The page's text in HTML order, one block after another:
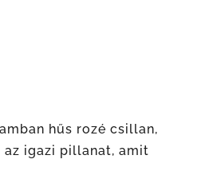
hűs rozé csillan,
az igazi pillanat, amit